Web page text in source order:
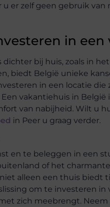
er zelf geen gebruik
in
bij huis, zoals in
biedt België unieke
in een locatie
vakantiehuis in België
van nabijheid. Wilt u
in Peer u graag verder.
en te beleggen in een
of het
alleen een thuis biedt
om te investeren
zich meebrengt.